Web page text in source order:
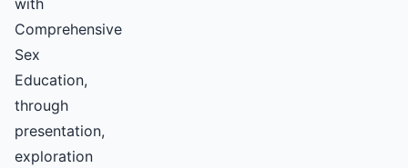
with
Comprehensive
Sex
Education,
through
presentation,
exploration